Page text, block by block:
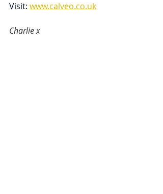
Visit: www.calveo.co.uk
Charlie x